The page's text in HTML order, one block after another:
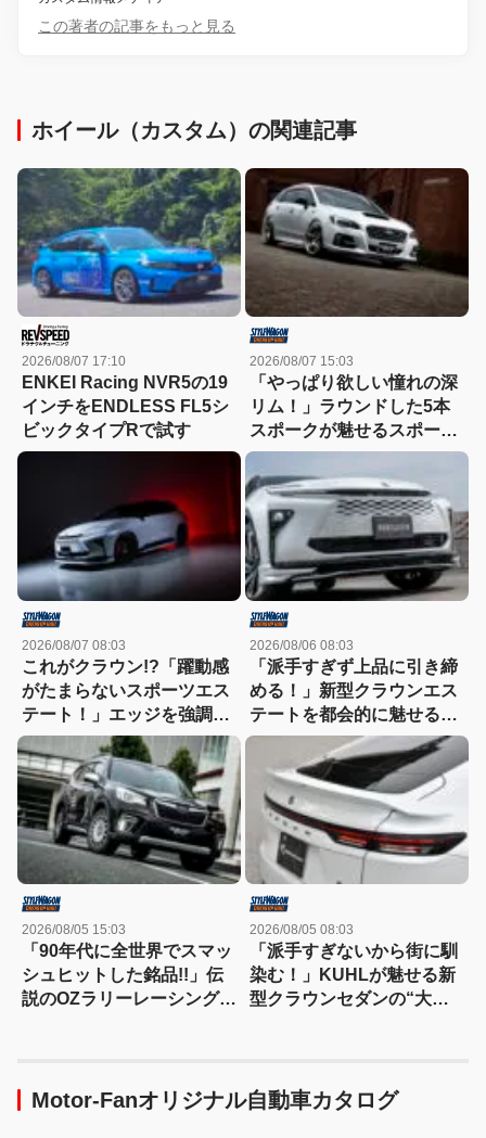
この著者の記事をもっと見る
ホイール（カスタム）の関連記事
2026/08/07 17:10
ENKEI Racing NVR5の19
インチをENDLESS FL5シ
ビックタイプRで試す
2026/08/07 15:03
「やっぱり欲しい憧れの深
リム！」ラウンドした5本
スポークが魅せるスポーツ
コンケイブを履いてみた
い！
2026/08/07 08:03
これがクラウン!?「躍動感
がたまらないスポーツエス
テート！」エッジを強調し
たエアロに22インチホイー
ルで武装
2026/08/06 08:03
「派手すぎず上品に引き締
める！」新型クラウンエス
テートを都会的に魅せる、
モデリスタのディーラーで
買える流麗スタイル
2026/08/05 15:03
「90年代に全世界でスマッ
シュヒットした銘品!!」伝
説のOZラリーレーシングを
2026/08/05 08:03
「派手すぎないから街に馴
染む！」KUHLが魅せる新
型クラウンセダンの“大人
Motor-Fanオリジナル自動車カタログ